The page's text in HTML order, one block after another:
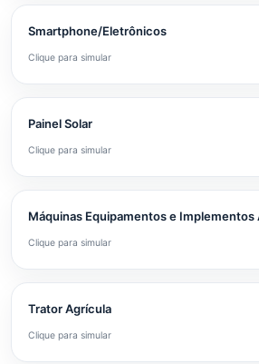
Smartphone/Eletrônicos
Clique para simular
Painel Solar
Clique para simular
Máquinas Equipamentos e Implementos
Clique para simular
Trator Agrícula
Clique para simular